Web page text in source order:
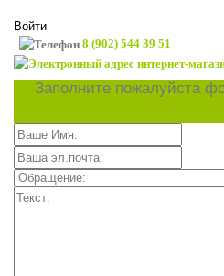
Войти
8 (902) 544 39 51
Заполните пожалуйста